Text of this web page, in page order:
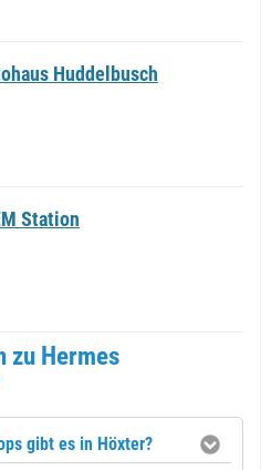
Huddelbusch
Station
zu Hermes
gibt es in Höxter?